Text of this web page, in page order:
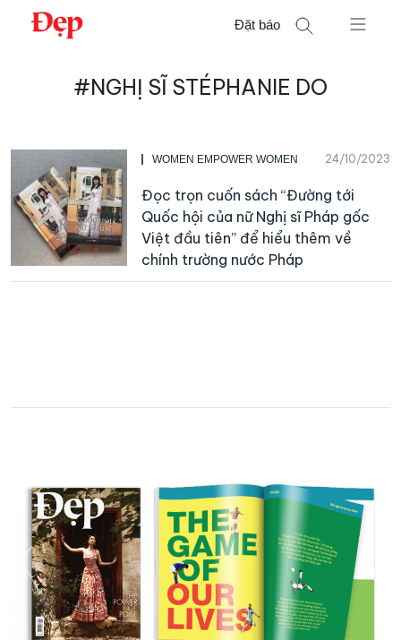
Chuyển
Đặt báo
#NGHỊ SĨ STÉPHANIE DO
WOMEN EMPOWER WOMEN 24/10/2023
Đọc trọn cuốn sách “Đường tới
Quốc hội của nữ Nghị sĩ Pháp gốc
Việt đầu tiên” để hiểu thêm về
chính trường nước Pháp